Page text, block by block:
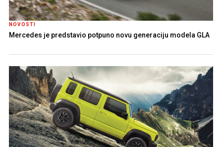
NOVOSTI
Mercedes je predstavio potpuno novu generaciju modela GLA